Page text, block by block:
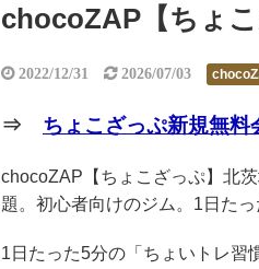
chocoZAP【ちょ
2022/12/31 2026/07/03
⇒ ちょこざっぷ新規無料
chocoZAP【ちょこざっぷ】北
題。初心者向けのジム。1日た
1日たった5分の「ちょいトレ習